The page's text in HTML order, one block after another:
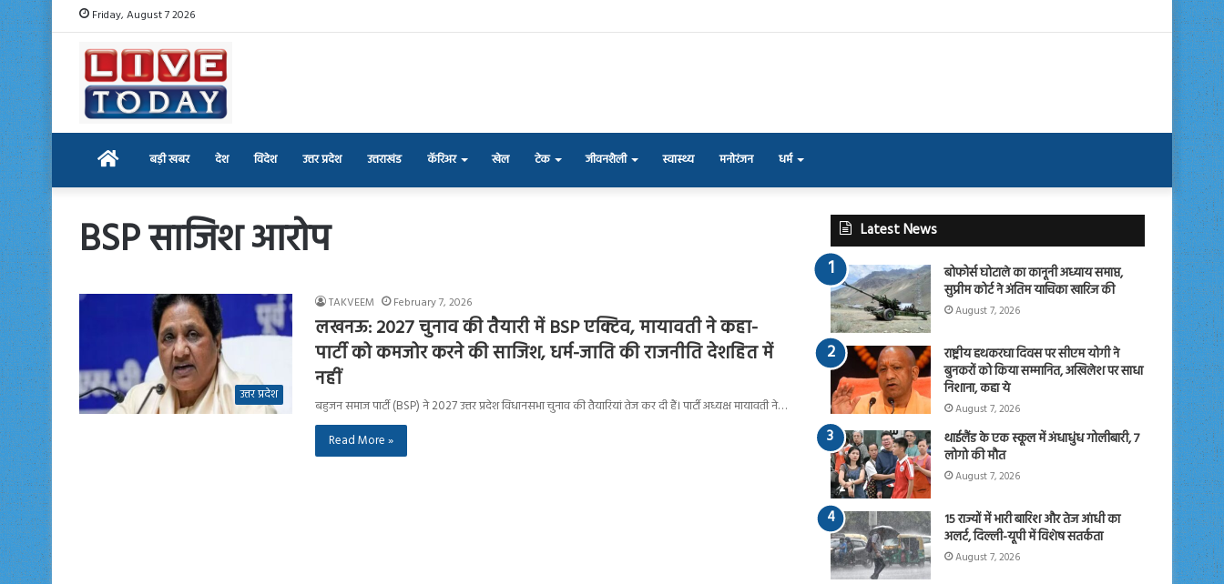
Friday, August 7 2026
Home बड़ी खबर देश विदेश उत्तर प्रदेश उत्तराखंड कॅरिअर खेल टेक जीवनशैली स्वास्थ्य मनोरंजन धर्म
BSP साजिश आरोप
उत्तर प्रदेश
TAKVEEM February 7, 2026
लखनऊ: 2027 चुनाव की तैयारी में BSP एक्टिव, मायावती ने कहा-
पार्टी को कमजोर करने की साजिश, धर्म-जाति की राजनीति देशहित में
नहीं
बहुजन समाज पार्टी (BSP) ने 2027 उत्तर प्रदेश विधानसभा चुनाव की तैयारियां तेज कर दी हैं। पार्टी अध्यक्ष मायावती ने…
Read More »
Latest News
बोफोर्स घोटाले का कानूनी अध्याय समाप्त,
सुप्रीम कोर्ट ने अंतिम याचिका खारिज की
August 7, 2026
राष्ट्रीय हथकरघा दिवस पर सीएम योगी ने
बुनकरों को किया सम्मानित, अखिलेश पर साधा
निशाना, कहा ये
August 7, 2026
थाईलैंड के एक स्कूल में अंधाधुंध गोलीबारी, 7
लोगो की मौत
August 7, 2026
15 राज्यों में भारी बारिश और तेज आंधी का
अलर्ट, दिल्ली-यूपी में विशेष सतर्कता
August 7, 2026